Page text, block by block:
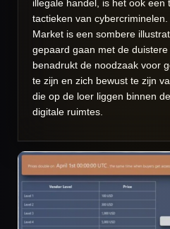
illegale handel, is het ook een
tactieken van
Market is een sombere
gepaard gaan met de
benadrukt de noodzaak voor
te zijn en zich bewust te zijn
die op de loer liggen binnen
digitale ruimtes.